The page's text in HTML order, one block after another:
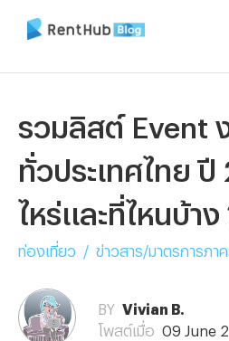
รวมลิสต์ Event
ทั่วประเทศไทย ปี
ไหร่และที่ไหนบ้าง
ท่องเที่ยว / ข่าวสาร/มาตรการภา
BY
Vivian B.
โพสต์เมื่อ
09 June